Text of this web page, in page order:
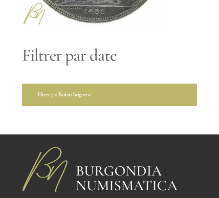
Filtrer par date
Filtrer par Roi ou Seigneur
BURGONDIA
NUMISMATICA